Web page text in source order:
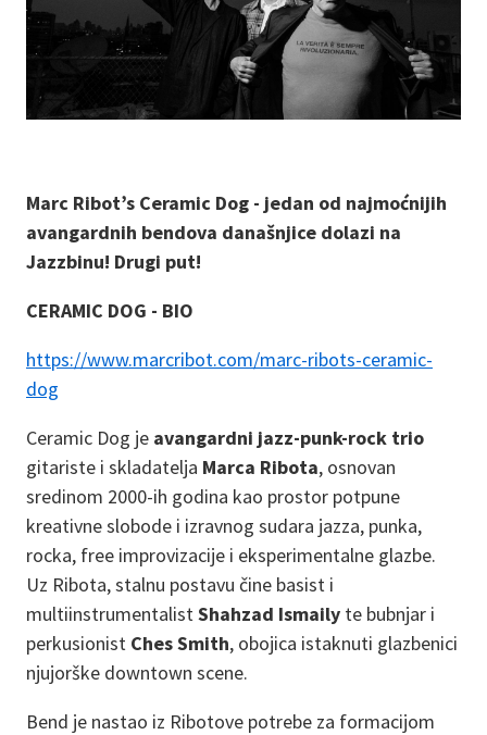
Marc Ribot’s Ceramic Dog - jedan od najmoćnijih
avangardnih bendova današnjice dolazi na
Jazzbinu! Drugi put!
CERAMIC DOG - BIO
https://www.marcribot.com/marc-ribots-ceramic-
dog
Ceramic Dog je avangardni jazz-punk-rock trio
gitariste i skladatelja Marca Ribota, osnovan
sredinom 2000-ih godina kao prostor potpune
kreativne slobode i izravnog sudara jazza, punka,
rocka, free improvizacije i eksperimentalne glazbe.
Uz Ribota, stalnu postavu čine basist i
multiinstrumentalistShahzad Ismaily te bubnjar i
perkusionist Ches Smith, obojica istaknuti glazbenici
njujorške downtown scene.
Bend je nastao iz Ribotove potrebe za formacijom